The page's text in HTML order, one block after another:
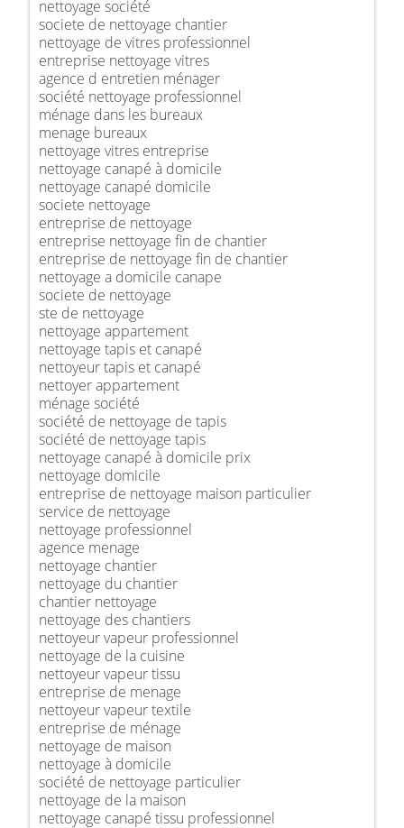
nettoyage société
societe de nettoyage chantier
nettoyage de vitres professionnel
entreprise nettoyage vitres
agence d entretien ménager
société nettoyage professionnel
ménage dans les bureaux
menage bureaux
nettoyage vitres entreprise
nettoyage canapé à domicile
nettoyage canapé domicile
societe nettoyage
entreprise de nettoyage
entreprise nettoyage fin de chantier
entreprise de nettoyage fin de chantier
nettoyage a domicile canape
societe de nettoyage
ste de nettoyage
nettoyage appartement
nettoyage tapis et canapé
nettoyeur tapis et canapé
nettoyer appartement
ménage société
société de nettoyage de tapis
société de nettoyage tapis
nettoyage canapé à domicile prix
nettoyage domicile
entreprise de nettoyage maison particulier
service de nettoyage
nettoyage professionnel
agence menage
nettoyage chantier
nettoyage du chantier
chantier nettoyage
nettoyage des chantiers
nettoyeur vapeur professionnel
nettoyage de la cuisine
nettoyeur vapeur tissu
entreprise de menage
nettoyeur vapeur textile
entreprise de ménage
nettoyage de maison
nettoyage à domicile
société de nettoyage particulier
nettoyage de la maison
nettoyage canapé tissu professionnel